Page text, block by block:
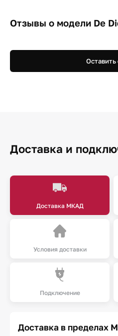
Отзывы о модели De
Оставить
Доставка и
Доставка МКАД
Условия доставки
Подключение
Доставка в пределах